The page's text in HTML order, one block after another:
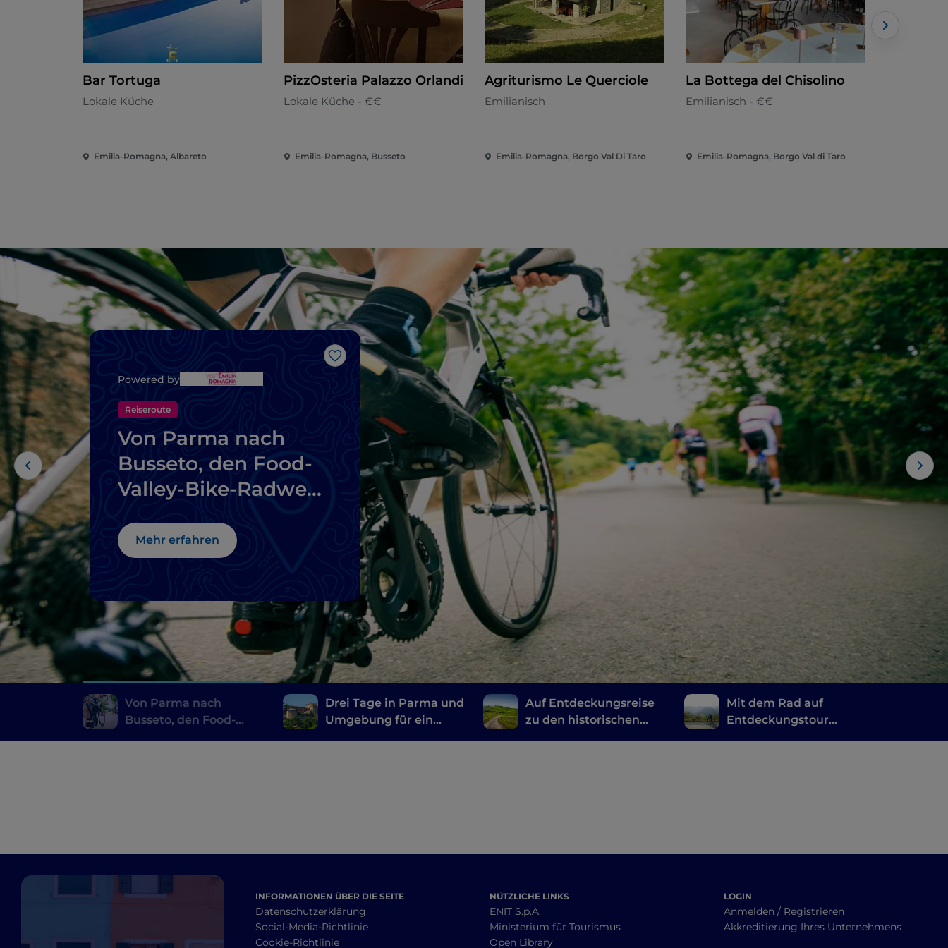
Bar Tortuga
Lokale Küche
Emilia-Romagna, Albareto
PizzOsteria Palazzo Orlandi
Lokale Küche - €€
Emilia-Romagna, Busseto
Agriturismo Le Querciole
Emilianisch
Emilia-Romagna, Borgo Val Di Taro
La Bottega del Chisolino
Emilianisch - €€
Emilia-Romagna, Borgo Val di Taro
Like
Powered by
Reiseroute
Von Parma nach
Busseto, den Food-
Valley-Bike-Radweg
Mehr erfahren
Von Parma nach
Busseto, den Food-
Drei Tage in Parma und
Umgebung für ein
Auf Entdeckungsreise
zu den historischen
Mit dem Rad auf
Entdeckungstour
INFORMATIONEN ÜBER DIE SEITE
Datenschutzerklärung
Social-Media-Richtlinie
Cookie-Richtlinie
NÜTZLICHE LINKS
ENIT S.p.A.
Ministerium für Tourismus
Open Library
LOGIN
Anmelden / Registrieren
Akkreditierung Ihres Unternehmens